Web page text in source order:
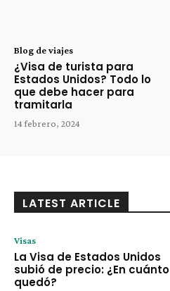
Blog de viajes
¿Visa de turista para
Estados Unidos? Todo lo
que debe hacer para
tramitarla
14 febrero, 2024
LATEST ARTICLE
Visas
La Visa de Estados Unidos
subió de precio: ¿En cuánto
quedó?